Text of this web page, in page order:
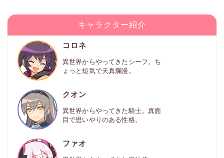
キャラクター紹介
コロネ
異世界からやってきたシーフ。ち
ょっと短気で天真爛漫。
クオン
異世界からやってきた騎士。真面
目で思いやりのある性格。
ファオ